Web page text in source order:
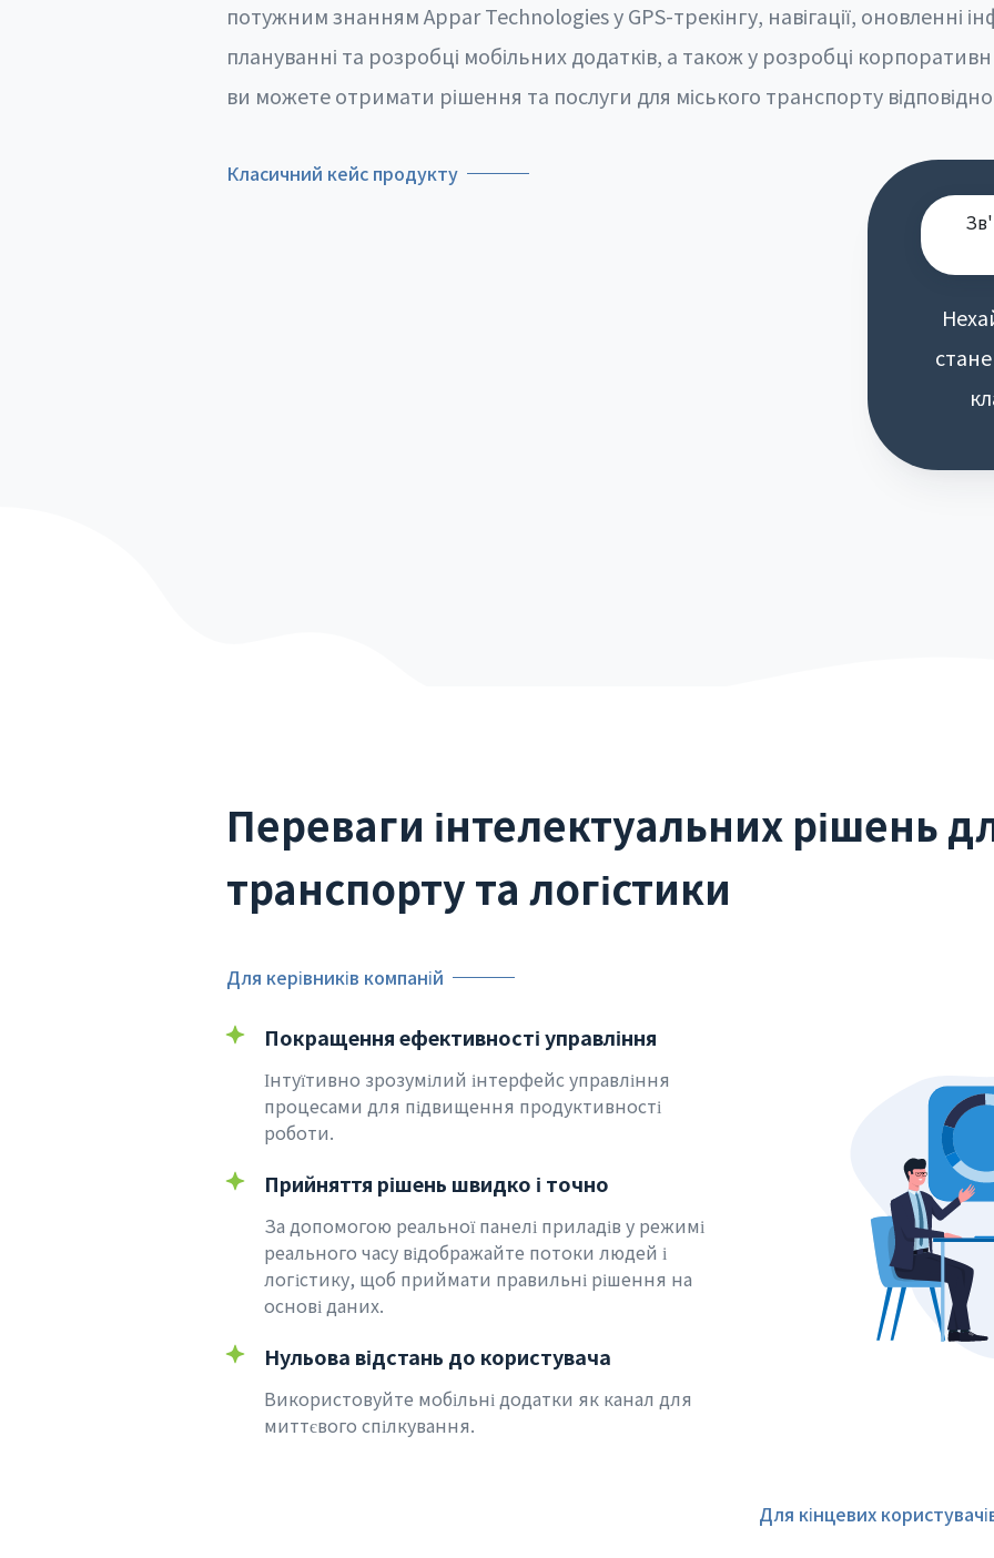
потужним знанням Appar Technologies у GPS-трекінгу, навігації, оновленні
плануванні та розробці мобільних додатків, а також у розробці
ви можете отримати рішення та послуги для міського транспорту
Класичний кейс продукту
Переваги інтелектуальних рішень
транспорту та логістики
Для керівників компаній
Покращення ефективності управління
Інтуїтивно зрозумілий інтерфейс управління
процесами для підвищення продуктивності
роботи.
Прийняття рішень швидко і точно
За допомогою реальної панелі приладів у режимі
реального часу відображайте потоки людей і
логістику, щоб приймати правильні рішення на
основі даних.
Нульова відстань до користувача
Використовуйте мобільні додатки як канал для
миттєвого спілкування.
Для кінцевих